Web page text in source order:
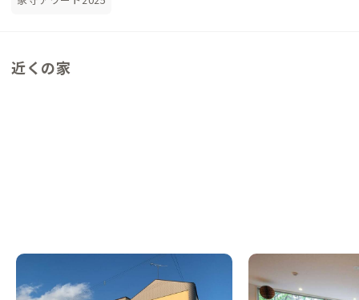
近くの家
北海道 ゲストハウス
帯広B邸
北海道 シェアハウス